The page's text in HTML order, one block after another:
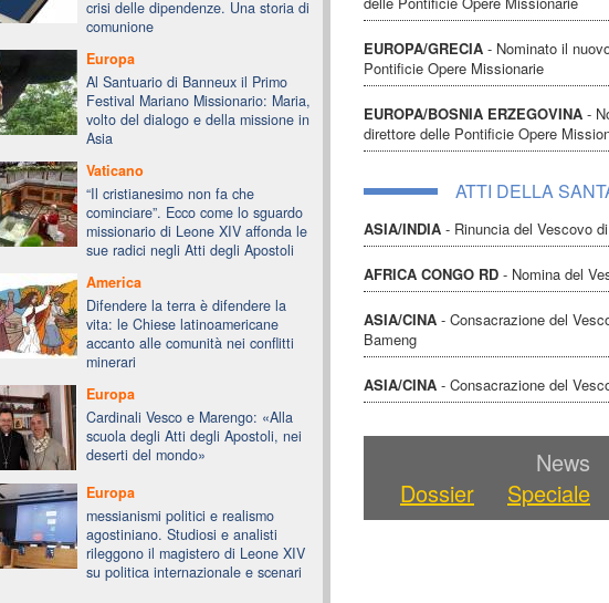
crisi delle dipendenze. Una storia di
comunione
Europa
Al Santuario di Banneux il Primo
Festival Mariano Missionario: Maria,
volto del dialogo e della missione in
Asia
Vaticano
“Il cristianesimo non fa che
cominciare”. Ecco come lo sguardo
missionario di Leone XIV affonda le
sue radici negli Atti degli Apostoli
America
Difendere la terra è difendere la
vita: le Chiese latinoamericane
accanto alle comunità nei conflitti
minerari
Europa
Cardinali Vesco e Marengo: «Alla
scuola degli Atti degli Apostoli, nei
deserti del mondo»
Europa
messianismi politici e realismo
agostiniano. Studiosi e analisti
rileggono il magistero di Leone XIV
su politica internazionale e scenari
EUROPA/GRECIA - Nominato il
Pontificie Opere Missionarie
EUROPA/BOSNIA ERZEGOVINA -
direttore delle Pontificie Opere
ATTI DELLA
ASIA/INDIA - Rinuncia del Vescovo
AFRICA CONGO RD - Nomina del
ASIA/CINA - Consacrazione del
Bameng
ASIA/CINA - Consacrazione del
News
Dossier
Speciale